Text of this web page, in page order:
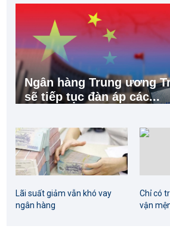
Ngân hàng Trung ương
sẽ tiếp tục đàn áp các...
Lãi suất giảm vẫn khó vay
ngân hàng
Chỉ có
vận